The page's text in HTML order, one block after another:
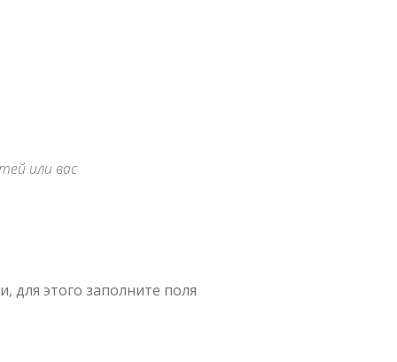
или вас
для этого заполните поля